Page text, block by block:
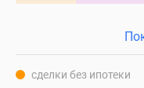
сделки без ипотеки